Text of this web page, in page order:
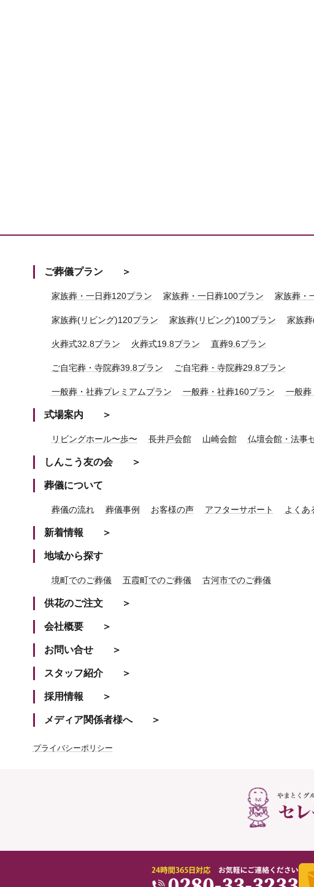
ご葬儀プラン
家族葬・一日葬120プラン 家族葬・一日葬100プラン 家族葬・
家族葬(リビング)120プラン 家族葬(リビング)100プラン 家族
火葬式32.8プラン 火葬式19.8プラン 直葬9.6プラン
ご自宅葬・寺院葬39.8プラン ご自宅葬・寺院葬29.8プラン
一般葬・社葬プレミアムプラン 一般葬・社葬160プラン 一般葬
式場案内
リビングホール〜歩〜 長井戸会館 山崎会館 仏壇会館・法事
しんこう友の会
葬儀について
葬儀の流れ 葬儀事例 お客様の声 アフターサポート よくあ
新着情報
地域から探す
境町でのご葬儀 五霞町でのご葬儀 古河市でのご葬儀
供花のご注文
会社概要
お問い合せ
スタッフ紹介
採用情報
メディア関係者様へ
プライバシーポリシー